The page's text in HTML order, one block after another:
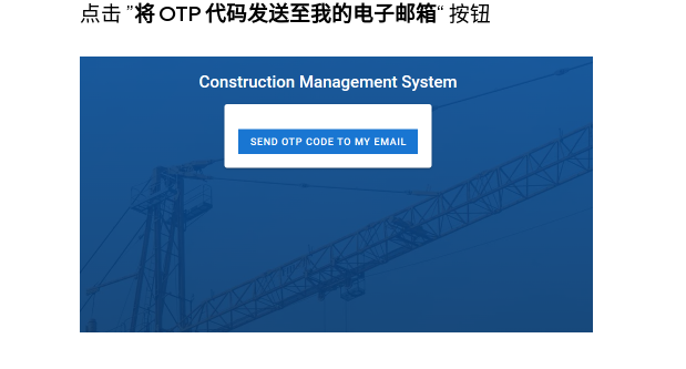
点击 ”将 OTP 代码发送至我的电子邮箱“ 按钮